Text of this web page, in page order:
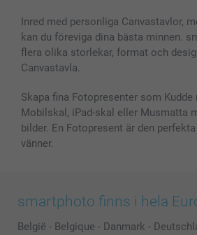
Fotoramar & Tillbehör
Presentkort
Alla fotoprodukter
Inred med personliga Canvastavlor,
kan du föreviga dina bästa minnen.
flera olika storlekar, format och
Canvastavla.
Skapa fina Fotopresenter som Kudde
Mobilskal, iPad-skal eller Musmatta
bilder. En Fotopresent är den
vänner.
smartphoto finns i hela
België - Belgique - Danmark -